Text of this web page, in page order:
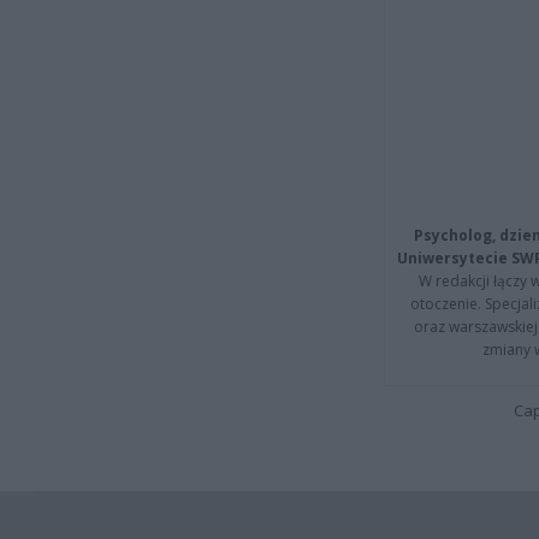
Psycholog,
Uniwersytecie
W redakcji łączy
otoczenie.
oraz
zmiany